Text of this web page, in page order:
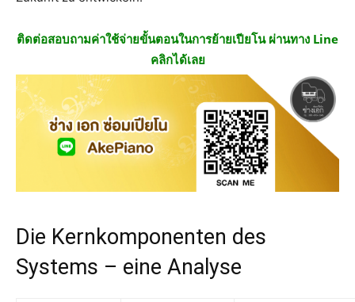
ติดต่อสอบถามค่าใช้จ่ายขั้นตอนในการย้ายเปียโน ผ่านทาง Line
คลิกได้เลย
Die Kernkomponenten des
Systems – eine Analyse